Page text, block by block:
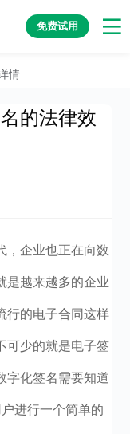
免费试用
情
的法律效
，企业也正在向数
是越来越多的企业
行的电子合同这样
可少的就是电子签
字化签名需要知道
进行一个简单的